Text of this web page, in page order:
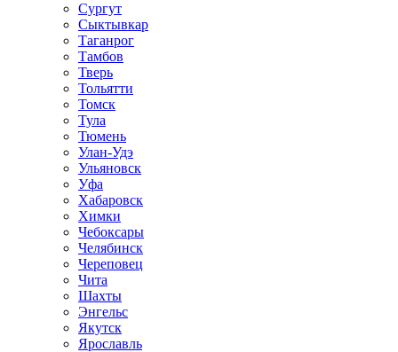
Сургут
Сыктывкар
Таганрог
Тамбов
Тверь
Тольятти
Томск
Тула
Тюмень
Улан-Удэ
Ульяновск
Уфа
Хабаровск
Химки
Чебоксары
Челябинск
Череповец
Чита
Шахты
Энгельс
Якутск
Ярославль